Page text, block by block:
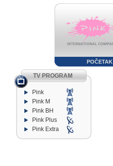
POČETAK
TV PROGRAM
Pink
Pink M
Pink BH
Pink Plus
Pink Extra